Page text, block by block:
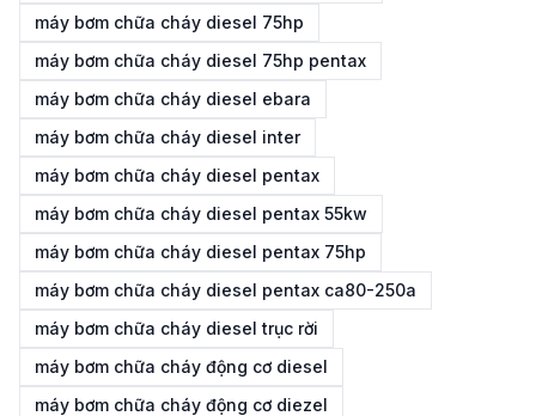
máy bơm chữa cháy diesel 75hp
máy bơm chữa cháy diesel 75hp pentax
máy bơm chữa cháy diesel ebara
máy bơm chữa cháy diesel inter
máy bơm chữa cháy diesel pentax
máy bơm chữa cháy diesel pentax 55kw
máy bơm chữa cháy diesel pentax 75hp
máy bơm chữa cháy diesel pentax ca80-250a
máy bơm chữa cháy diesel trục rời
máy bơm chữa cháy động cơ diesel
máy bơm chữa cháy động cơ diezel